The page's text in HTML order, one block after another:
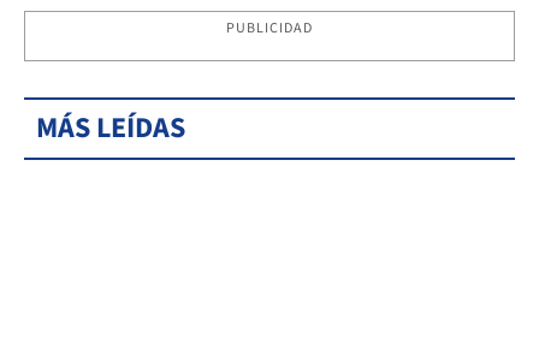
PUBLICIDAD
MÁS LEÍDAS